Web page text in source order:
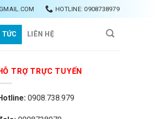
HOTLINE: 0908738979
LIÊN HỆ
TRỢ TRỰC TUYẾN
0908.738.979